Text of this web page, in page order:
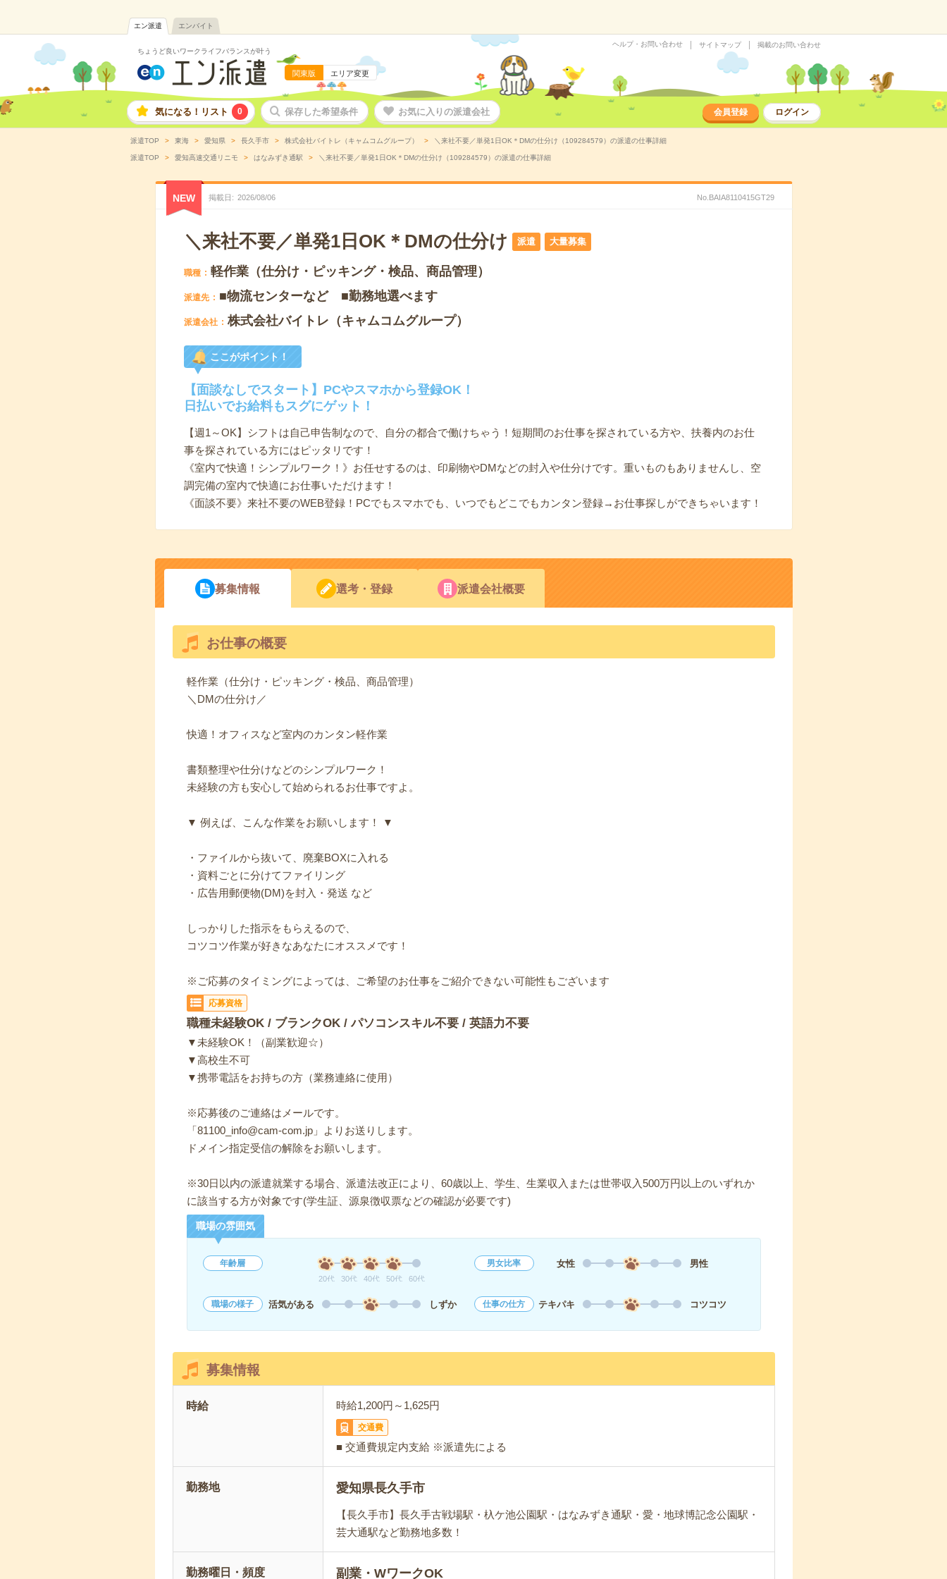
エン派遣 エンバイト
ちょうど良いワークライフバランスが叶う
関東版 エリア変更
ヘルプ・お問い合わせ サイトマップ 掲載のお問い合わせ
気になる！リスト 0 保存した希望条件 お気に入りの派遣会社 会員登録 ログイン
派遣TOP 東海 愛知県 長久手市 株式会社バイトレ（キャムコムグループ） ＼来社不要／単発1日OK＊DMの仕分け（109284579）の派遣の仕事詳細
派遣TOP 愛知高速交通リニモ はなみずき通駅 ＼来社不要／単発1日OK＊DMの仕分け（109284579）の派遣の仕事詳細
NEW 掲載日 2026/08/06 No.BAIA8110415GT29
＼来社不要／単発1日OK＊DMの仕分け 派遣 大量募集
職種 軽作業（仕分け・ピッキング・検品、商品管理）
派遣先 ■物流センターなど ■勤務地選べます
派遣会社 株式会社バイトレ（キャムコムグループ）
ここがポイント！
【面談なしでスタート】PCやスマホから登録OK！
日払いでお給料もスグにゲット！
【週1～OK】シフトは自己申告制なので、自分の都合で働けちゃう！短期間のお仕事を探されている方や、扶養内のお仕
事を探されている方にはピッタリです！
《室内で快適！シンプルワーク！》お任せするのは、印刷物やDMなどの封入や仕分けです。重いものもありませんし、空
調完備の室内で快適にお仕事いただけます！
《面談不要》来社不要のWEB登録！PCでもスマホでも、いつでもどこでもカンタン登録→お仕事探しができちゃいます！
募集情報 選考・登録 派遣会社概要
お仕事の概要
軽作業（仕分け・ピッキング・検品、商品管理）
＼DMの仕分け／
快適！オフィスなど室内のカンタン軽作業
書類整理や仕分けなどのシンプルワーク！
未経験の方も安心して始められるお仕事ですよ。
▼ 例えば、こんな作業をお願いします！ ▼
・ファイルから抜いて、廃棄BOXに入れる
・資料ごとに分けてファイリング
・広告用郵便物(DM)を封入・発送 など
しっかりした指示をもらえるので、
コツコツ作業が好きなあなたにオススメです！
※ご応募のタイミングによっては、ご希望のお仕事をご紹介できない可能性もございます
応募資格
職種未経験OK / ブランクOK / パソコンスキル不要 / 英語力不要
▼未経験OK！（副業歓迎☆）
▼高校生不可
▼携帯電話をお持ちの方（業務連絡に使用）
※応募後のご連絡はメールです。
「81100_info@cam-com.jp」よりお送りします。
ドメイン指定受信の解除をお願いします。
※30日以内の派遣就業する場合、派遣法改正により、60歳以上、学生、生業収入または世帯収入500万円以上のいずれか
に該当する方が対象です(学生証、源泉徴収票などの確認が必要です)
職場の雰囲気
年齢層
20代 30代 40代 50代 60代
男女比率 女性 男性
職場の様子 活気がある しずか 仕事の仕方 テキパキ コツコツ
募集情報
時給 時給1,200円～1,625円
交通費
■ 交通費規定内支給 ※派遣先による
勤務地 愛知県長久手市
【長久手市】長久手古戦場駅・杁ケ池公園駅・はなみずき通駅・愛・地球博記念公園駅・
芸大通駅など勤務地多数！
勤務曜日・頻度 副業・WワークOK